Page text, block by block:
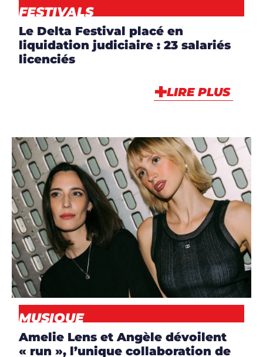
FESTIVALS
Le Delta Festival placé en
liquidation judiciaire : 23 salariés
licenciés
LIRE PLUS
ARTICLES,ARTISTES,
ARTISTES,DJS,
MUSIQUE
,NEWS
MUSIQUE
Amelie Lens et Angèle dévoilent
« run », l’unique collaboration de